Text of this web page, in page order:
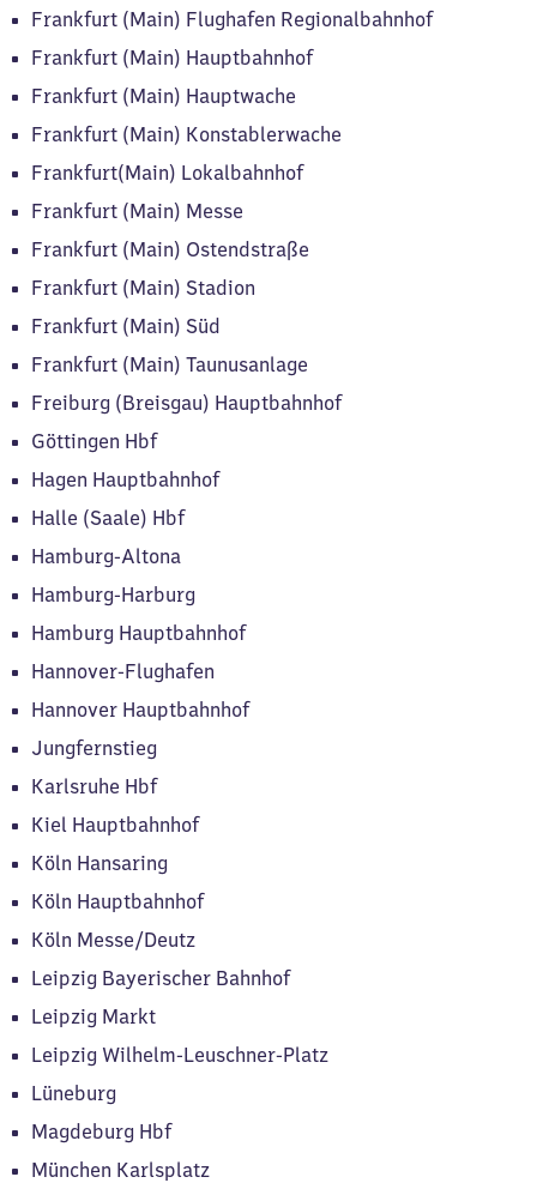
Frankfurt (Main) Flughafen Regionalbahnhof
Frankfurt (Main) Hauptbahnhof
Frankfurt (Main) Hauptwache
Frankfurt (Main) Konstablerwache
Frankfurt(Main) Lokalbahnhof
Frankfurt (Main) Messe
Frankfurt (Main) Ostendstraße
Frankfurt (Main) Stadion
Frankfurt (Main) Süd
Frankfurt (Main) Taunusanlage
Freiburg (Breisgau) Hauptbahnhof
Göttingen Hbf
Hagen Hauptbahnhof
Halle (Saale) Hbf
Hamburg-Altona
Hamburg-Harburg
Hamburg Hauptbahnhof
Hannover-Flughafen
Hannover Hauptbahnhof
Jungfernstieg
Karlsruhe Hbf
Kiel Hauptbahnhof
Köln Hansaring
Köln Hauptbahnhof
Köln Messe/Deutz
Leipzig Bayerischer Bahnhof
Leipzig Markt
Leipzig Wilhelm-Leuschner-Platz
Lüneburg
Magdeburg Hbf
München Karlsplatz